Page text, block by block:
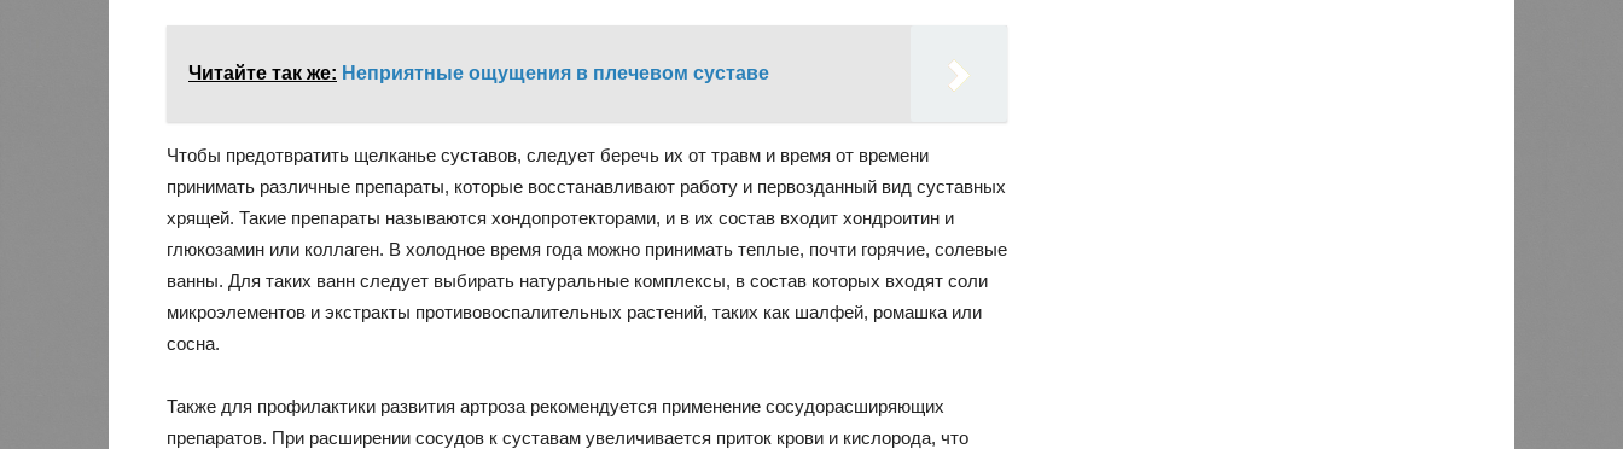
Читайте так же: Неприятные ощущения в плечевом суставе
Чтобы предотвратить щелканье суставов, следует беречь их от травм и время от времени
принимать различные препараты, которые восстанавливают работу и первозданный вид суставных
хрящей. Такие препараты называются хондопротекторами, и в их состав входит хондроитин и
глюкозамин или коллаген. В холодное время года можно принимать теплые, почти горячие, солевые
ванны. Для таких ванн следует выбирать натуральные комплексы, в состав которых входят соли
микроэлементов и экстракты противовоспалительных растений, таких как шалфей, ромашка или
сосна.
Также для профилактики развития артроза рекомендуется применение сосудорасширяющих
препаратов. При расширении сосудов к суставам увеличивается приток крови и кислорода, что